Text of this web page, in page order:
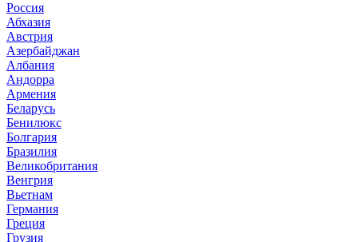
Россия
Абхазия
Австрия
Азербайджан
Албания
Андорра
Армения
Беларусь
Бенилюкс
Болгария
Бразилия
Великобритания
Венгрия
Вьетнам
Германия
Греция
Грузия